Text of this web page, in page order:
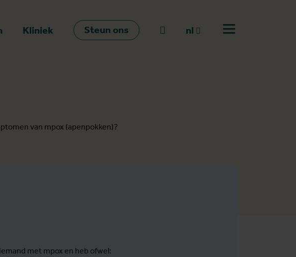
Kliniek Steun ons Naar zoeken
nl
Open menu
van mpox (apenpokken)?
met mpox en heb ofwel: